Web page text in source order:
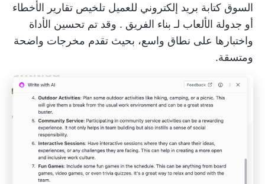
السوق كتابة بريد إلكتروني للعميل تلخيص تقارير الأخطاء
أو جدولة الألعاب لـ بناء الفريق . وقد تم تحسين الأداة
واختبارها على نطاق واسع، بحيث تقدم مخرجات واضحة
ومتسقة.